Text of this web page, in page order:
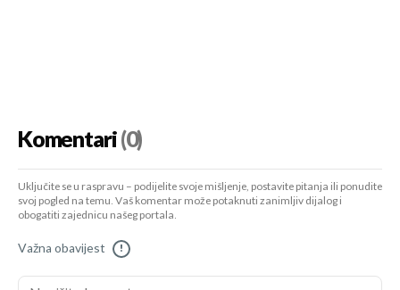
Komentari(0)
Uključite se u raspravu – podijelite svoje mišljenje, postavite pitanja ili ponudite
svoj pogled na temu. Vaš komentar može potaknuti zanimljiv dijalog i
obogatiti zajednicu našeg portala.
Važna obavijest !